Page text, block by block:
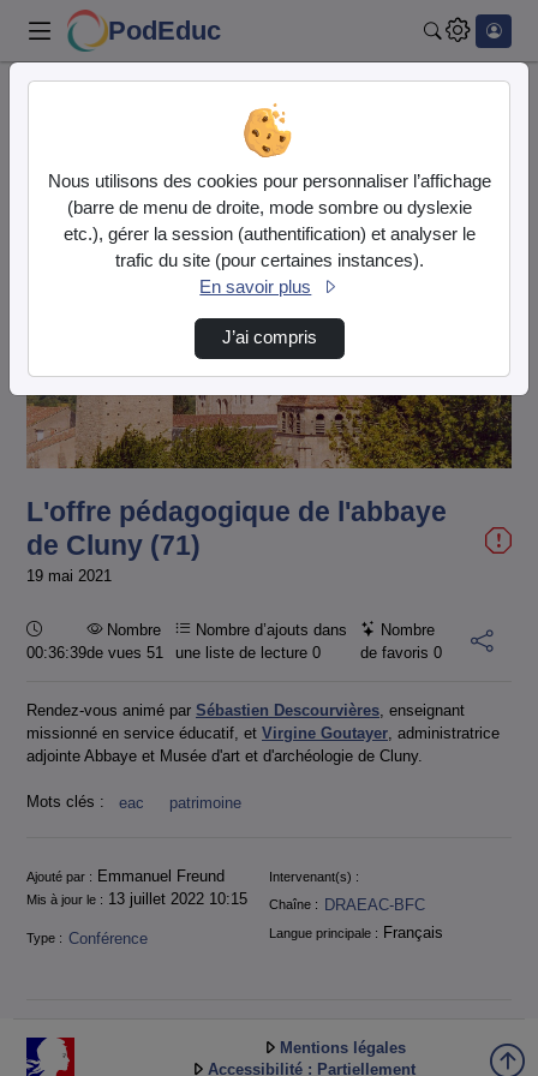
PodEduc
L'offre pédagogique de l'abbaye de Cluny (71)
Lire
la
vidéo
L'offre pédagogique de l'abbaye
de Cluny (71)
19 mai 2021
Durée :
00:36:39
Nombre
de vues 51
Nombre d’ajouts dans
une liste de lecture0
Nombre
de favoris 0
Rendez-vous animé par Sébastien Descourvières, enseignant
missionné en service éducatif, et Virgine Goutayer, administratrice
adjointe Abbaye et Musée d'art et d'archéologie de Cluny.
Mots clés : eac patrimoine
Informations
Ajouté par : Emmanuel Freund
Intervenant(s) :
Mis à jour le : 13 juillet 2022 10:15 Chaîne : DRAEAC-BFC
Type : Conférence Langue principale : Français
Mentions légales
Accessibilité : Partiellement
Nous utilisons des cookies pour personnaliser l’affichage
(barre de menu de droite, mode sombre ou dyslexie
etc.), gérer la session (authentification) et analyser le
trafic du site (pour certaines instances).
En savoir plus
J’ai compris